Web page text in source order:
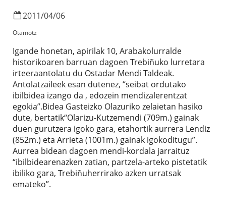
2011/04/06
Otamotz
Igande honetan, apirilak 10, Arabakolurralde
historikoaren barruan dagoen Trebiñuko lurretara
irteeraantolatu du Ostadar Mendi Taldeak.
Antolatzaileek esan dutenez, “seibat ordutako
ibilbidea izango da , edozein mendizalerentzat
egokia”.Bidea Gasteizko Olazuriko zelaietan hasiko
dute, bertatik“Olarizu-Kutzemendi (709m.) gainak
duen gurutzera igoko gara, etahortik aurrera Lendiz
(852m.) eta Arrieta (1001m.) gainak igokoditugu”.
Aurrea bidean dagoen mendi-kordala jarraituz
“ibilbidearenazken zatian, partzela-arteko pistetatik
ibiliko gara, Trebiñuherrirako azken urratsak
emateko”.